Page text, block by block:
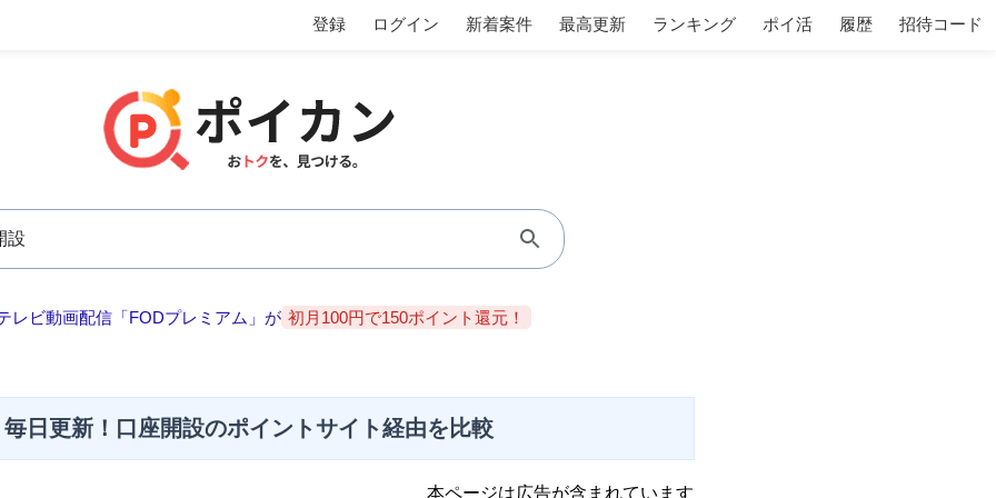
登録 ログイン 新着案件 最高更新 ランキング ポイ活 履歴 招待コード
レビ動画配信「FODプレミアム」が 初月100円で150ポイント還元！
毎日更新！口座開設のポイントサイト経由を比較
本ページは広告が含まれています